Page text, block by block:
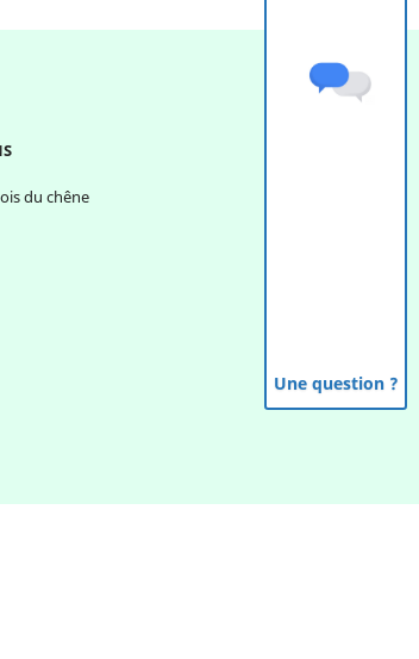
Une question ?
du chêne